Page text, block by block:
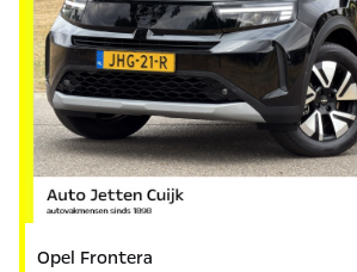
Opel Frontera